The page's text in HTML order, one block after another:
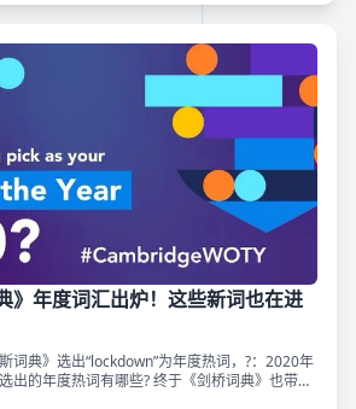
》年度词汇出炉！这些新词也在进
词典》选出“lockdown”为年度热词，?：2020年
出的年度热词有哪些? 终于《剑桥词典》也带着
是——quarantine（隔离）！ 20